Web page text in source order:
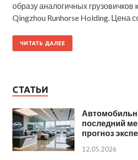
образу аналогичных грузовичков
Qingzhou Runhorse Holding. Цена
ЧИТАТЬ ДАЛЕЕ
СТАТЬИ
последний
прогноз
12.05.2026